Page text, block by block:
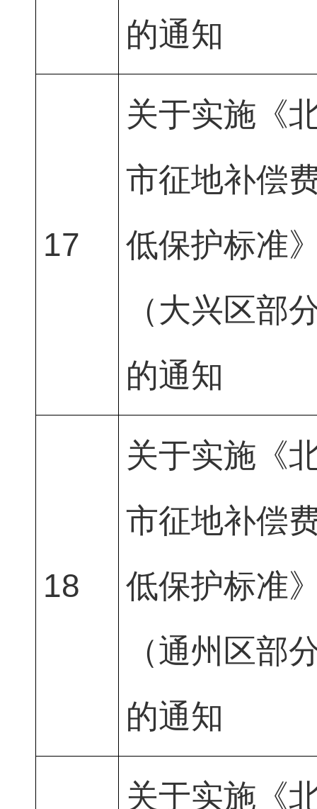
的通知
17
关于实施《
市征地补偿
低保护标准
（大兴区部
的通知
18
关于实施《
市征地补偿
低保护标准
（通州区部
的通知
关于实施《